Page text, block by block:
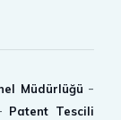
Müdürlüğü -
Patent Tescili